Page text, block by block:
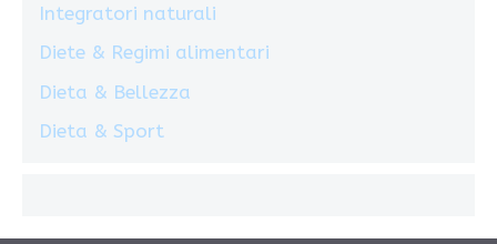
Integratori naturali
Diete & Regimi alimentari
Dieta & Bellezza
Dieta & Sport